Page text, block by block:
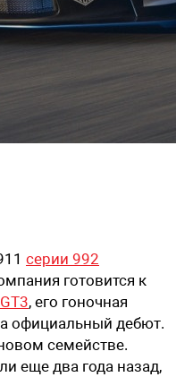
серии 992
готовится к
, его гоночная
официальный дебют.
семействе.
еще два года назад,